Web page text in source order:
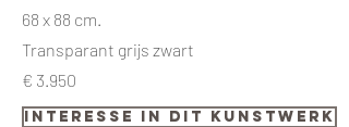
68 x 88 cm.
Transparant grijs zwart
€ 3.950
interesse in dit kunstwerk